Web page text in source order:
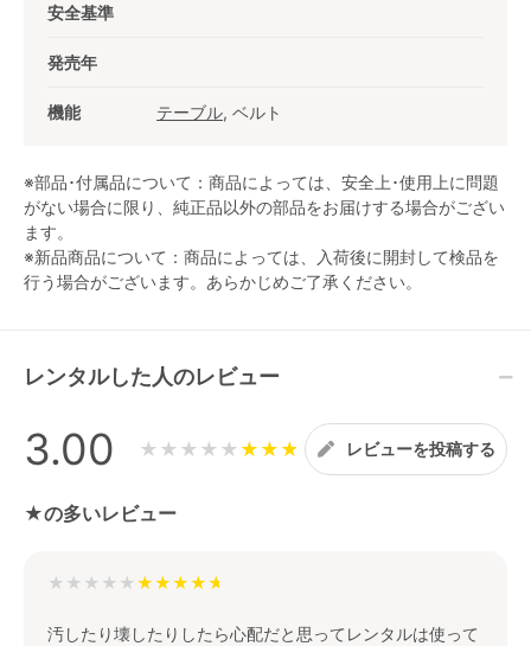
安全基準
発売年
機能 テーブル, ベルト
※部品･付属品について：商品によっては、安全上･使用上に問題
がない場合に限り、純正品以外の部品をお届けする場合がござい
ます。
※新品商品について：商品によっては、入荷後に開封して検品を
行う場合がございます。あらかじめご了承ください。
レンタルした人のレビュー
3.00 ★★★★★ レビューを投稿する
★の多いレビュー
★★★★★
汚したり壊したりしたら心配だと思ってレンタルは使って